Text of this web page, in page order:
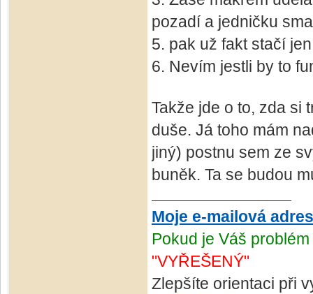
pozadí a jedničku
5. pak už fakt stačí
6. Nevím jestli by to
Takže jde o to, zda si
duše. Já toho mám
jiný) postnu sem ze
buněk. Ta se budou
Moje e-mailová
Pokud je Váš
"VYŘEŠENÝ"
Zlepšíte orientaci při